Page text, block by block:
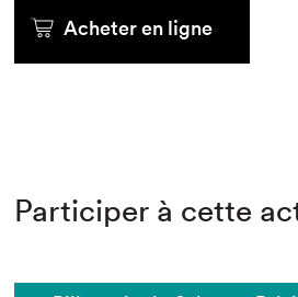
Acheter en ligne
Participer à cette